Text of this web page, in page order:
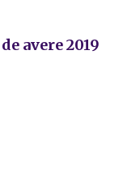
avere 2019